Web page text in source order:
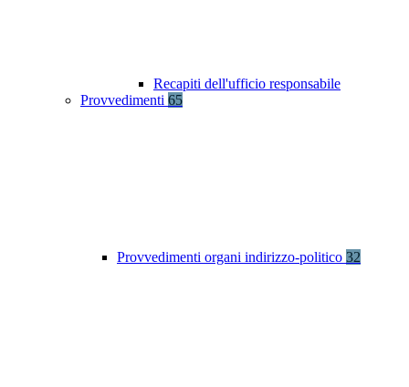
Recapiti dell'ufficio responsabile
Provvedimenti 65
Provvedimenti organi indirizzo-politico 32